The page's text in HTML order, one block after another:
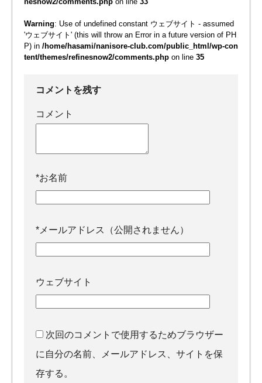
Warning: Use of undefined constant ウェブサイト - assumed
'ウェブサイト' (this will throw an Error in a future version of PH
P) in /home/hasami/nanisore-club.com/public_html/wp-con
tent/themes/refinesnow2/comments.php on line 35
コメントを残す
コメント
*お名前
* メールアドレス（公開されません）
ウェブサイト
次回のコメントで使用するためブラウザー
に自分の名前、メールアドレス、サイトを保
存する。